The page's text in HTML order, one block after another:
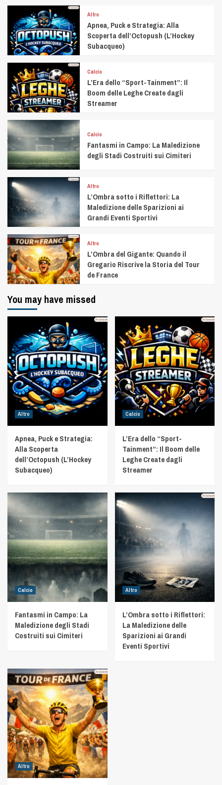
Altro
Apnea, Puck e Strategia: Alla
Scoperta dell’Octopush (L’Hockey
Subacqueo)
Calcio
L’Era dello “Sport-Tainment”: Il
Boom delle Leghe Create dagli
Streamer
Calcio
Fantasmi in Campo: La Maledizione
degli Stadi Costruiti sui Cimiteri
Altro
L’Ombra sotto i Riflettori: La
Maledizione delle Sparizioni ai
Grandi Eventi Sportivi
Altro
L’Ombra del Gigante: Quando il
Gregario Riscrive la Storia del Tour
de France
You may have missed
Altro
Apnea, Puck e Strategia:
Alla Scoperta
dell’Octopush (L’Hockey
Subacqueo)
Calcio
L’Era dello “Sport-
Tainment”: Il Boom delle
Leghe Create dagli
Streamer
Calcio
Fantasmi in Campo: La
Maledizione degli Stadi
Costruiti sui Cimiteri
Altro
L’Ombra sotto i Riflettori:
La Maledizione delle
Sparizioni ai Grandi
Eventi Sportivi
Altro